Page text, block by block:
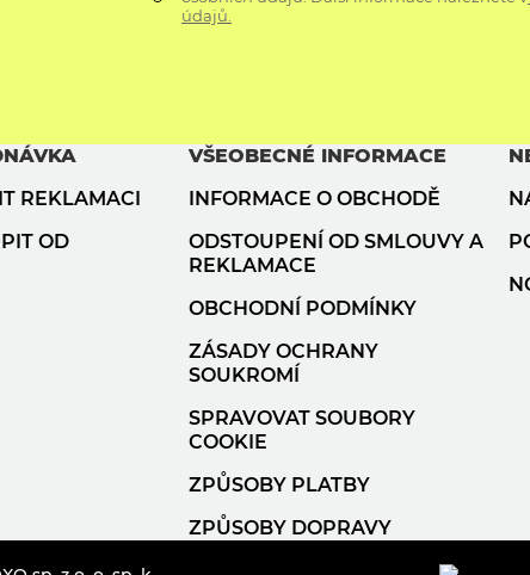
údajů.
REKLAMACI
OD
VŠEOBECNÉ INFORMACE
INFORMACE O OBCHODĚ
ODSTOUPENÍ OD SMLOUVY A
REKLAMACE
OBCHODNÍ PODMÍNKY
ZÁSADY OCHRANY
SOUKROMÍ
SPRAVOVAT SOUBORY
COOKIE
ZPŮSOBY PLATBY
ZPŮSOBY DOPRAVY